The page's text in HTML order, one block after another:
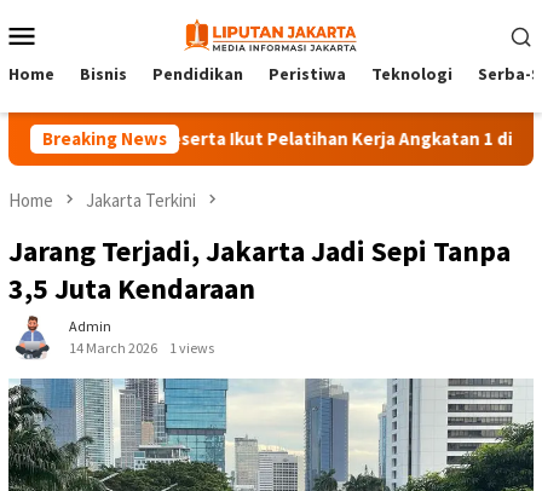
to
Menu
Home Bisnis Pendidikan Peristiwa Teknologi Serba-
Breaking News
140 Peserta Ikut Pelatihan Kerja Angkatan 1 di PPKD
Home Jakarta Terkini
Jarang Terjadi, Jakarta Jadi Sepi Tanpa
3,5 Juta Kendaraan
Admin
14 March 2026
1 views